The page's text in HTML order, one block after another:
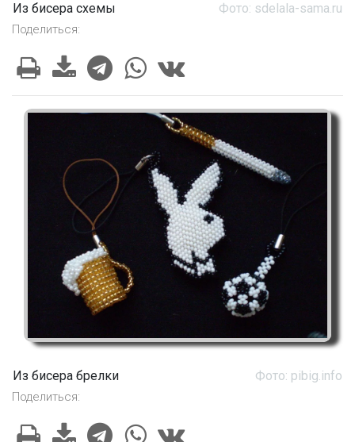
Из бисера схемы Фото: sdelala-sama.ru
Поделиться:
Из бисера брелки Фото: pibig.info
Поделиться: